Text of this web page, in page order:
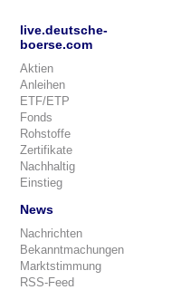
live.deutsche-
boerse.com
Aktien
Anleihen
ETF/ETP
Fonds
Rohstoffe
Zertifikate
Nachhaltig
Einstieg
News
Nachrichten
Bekanntmachungen
Marktstimmung
RSS-Feed